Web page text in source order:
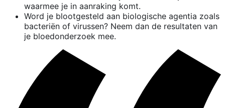
waarmee je in aanraking komt.
Word je blootgesteld aan biologische agentia zoals
bacteriën of virussen? Neem dan de resultaten van
je bloedonderzoek mee.